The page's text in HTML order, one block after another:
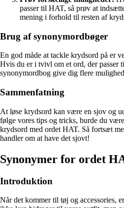
passer til HAT, så prøv at
mening i forhold til resten af
Brug af synonymordbøger
En god måde at tackle krydsord på er
Hvis du er i tvivl om et ord, der passer
synonymordbog give dig flere
Sammenfatning
At løse krydsord kan være en sjov og
følge vores tips og tricks, burde du
krydsord med ordet HAT. Så fortsæt
handler om at have det sjovt!
Synonymer for ordet
Introduktion
Når det kommer til tøj og accessories,